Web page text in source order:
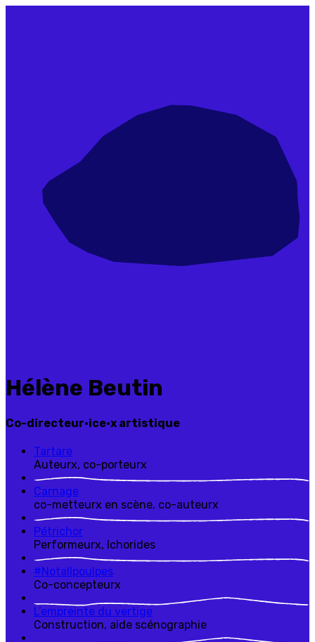
Hélène Beutin
Co-directeur·ice·x artistique
Tartare
Auteurx, co-porteurx
Carnage
co-metteurx en scène, co-auteurx
Pétrichor
Performeurx, Ichorides
#Notallpoulpes
Co-concepteurx
L’empreinte du vertige
Construction, aide scénographie